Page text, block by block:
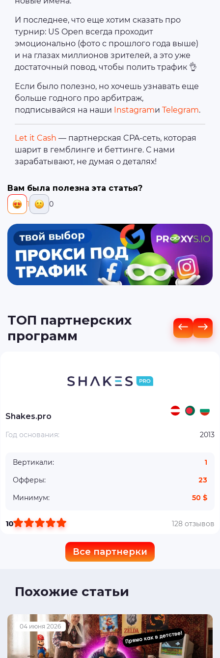
И последнее, что еще хотим сказать про
турнир: US Open всегда проходит
эмоционально (фото с прошлого года выше)
и на глазах миллионов зрителей, а это уже
достаточный повод, чтобы полить трафик 👌
Если было полезно, но хочешь узнавать еще
больше годного про арбитраж,
подписывайся на наши Instagramи Telegram.
Let it Cash — партнерская CPA-сеть, которая
шарит в гемблинге и беттинге. С нами
зарабатывают, не думая о деталях!
Вам была полезна эта статья?
1 0
ТОП партнерских
программ
Shakes.pro
Год основания: 2013
Вертикали:
1
Офферы:
23
Минимум:
50 $
10 128 отзывов
Все партнерки
Похожие статьи
04 июня 2026